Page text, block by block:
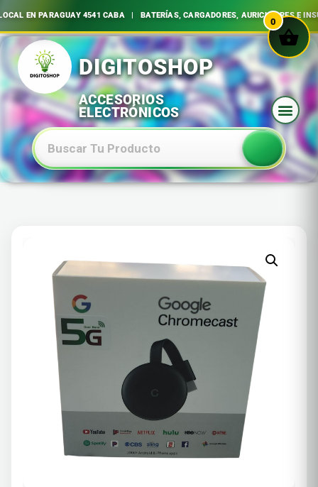
PARAGUAY 4541 CABA | BATERÍAS, CARGADORES, AURICULARES E
Ir
al
contenido
0